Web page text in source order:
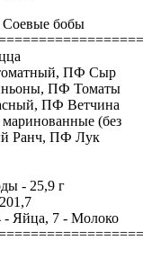
Соевые бобы
ПФ Сыр
ПФ Томаты
ПФ Ветчина
(без
Ранч, ПФ Лук
- 25,9 г
- Яйца, 7 - Молоко